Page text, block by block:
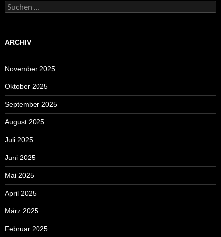
Suchen
nach:
ARCHIV
November 2025
Oktober 2025
September 2025
August 2025
Juli 2025
Juni 2025
Mai 2025
April 2025
März 2025
Februar 2025